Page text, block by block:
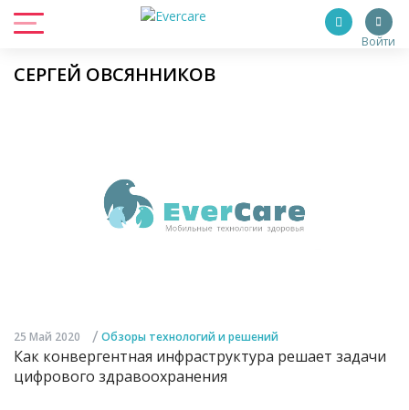
Войти
СЕРГЕЙ ОВСЯННИКОВ
25 Май 2020 / Обзоры технологий и решений
Как конвергентная инфраструктура решает задачи
цифрового здравоохранения